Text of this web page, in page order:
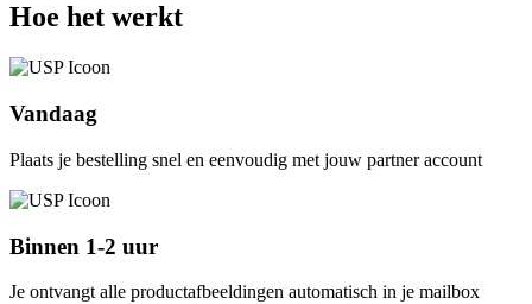
Hoe het werkt
Vandaag
Plaats je bestelling snel en eenvoudig met jouw partner account
Binnen 1-2 uur
Je ontvangt alle productafbeeldingen automatisch in je mailbox